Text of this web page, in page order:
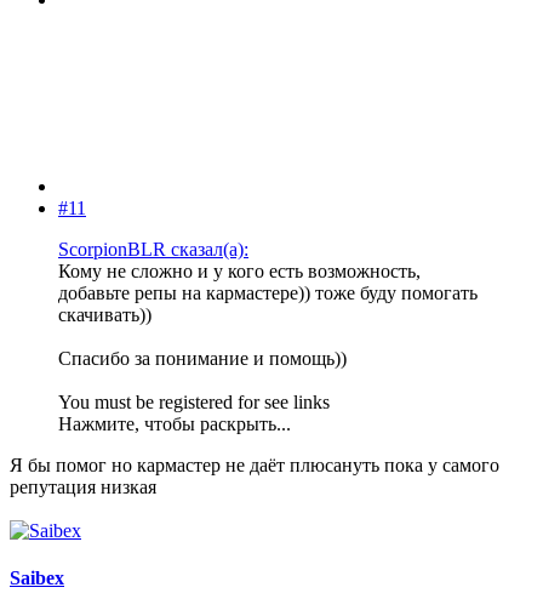
#11
ScorpionBLR сказал(а):
Кому не сложно и у кого есть возможность,
добавьте репы на кармастере)) тоже буду помогать
скачивать))
Спасибо за понимание и помощь))
You must be registered for see links
Нажмите, чтобы раскрыть...
Я бы помог но кармастер не даёт плюсануть пока у самого
репутация низкая
Saibex